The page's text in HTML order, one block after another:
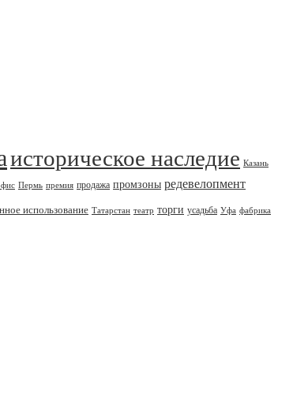
историческое наследие Казань
Пермь премия продажа промзоны редевелопмент
использование Татарстан театр торги усадьба Уфа фабрика